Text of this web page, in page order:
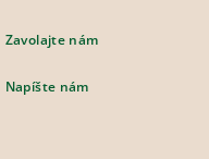
Zavolajte nám
Napíšte nám